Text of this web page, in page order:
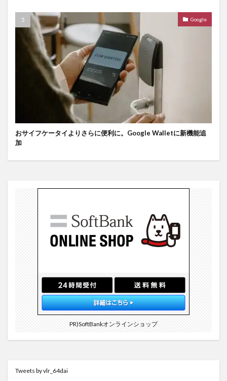
Google
おサイフケータイよりさらに便利に。Google Walletに新機能追
加
PR)SoftBankオンラインショップ
Tweets by vlr_64dai